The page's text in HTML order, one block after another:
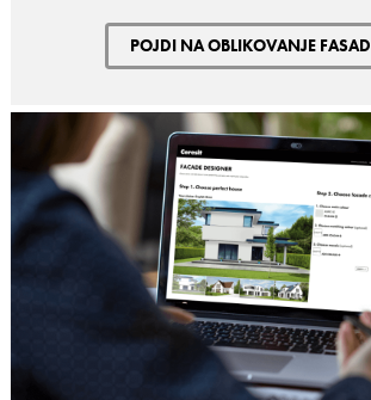
POJDI NA OBLIKOVANJE FASAD